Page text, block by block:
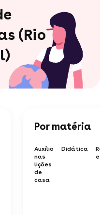
(Rio
Por matéria
Auxílio
nas
lições
de
casa
Didática